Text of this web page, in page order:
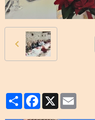
PartagerFacebook
X